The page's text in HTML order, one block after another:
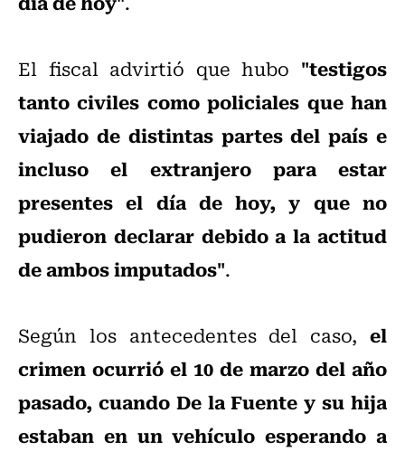
El fiscal advirtió que hubo "testigos
tanto civiles como policiales que han
viajado de distintas partes del país e
incluso el extranjero para estar
presentes el día de hoy, y que no
pudieron declarar debido a la actitud
de ambos imputados".
Según los antecedentes del caso, el
crimen ocurrió el 10 de marzo del año
pasado, cuando De la Fuente y su hija
estaban en un vehículo esperando a